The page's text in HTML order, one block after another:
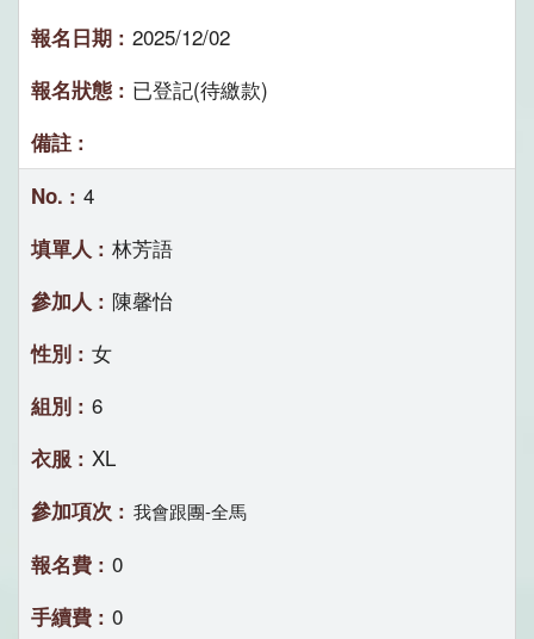
2025/12/02
已登記(待繳款)
4
林芳語
陳馨怡
女
6
XL
我會跟團-全馬
0
0